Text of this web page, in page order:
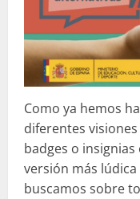
Como ya hemos
diferentes
badges o
versión más
buscamos sobre